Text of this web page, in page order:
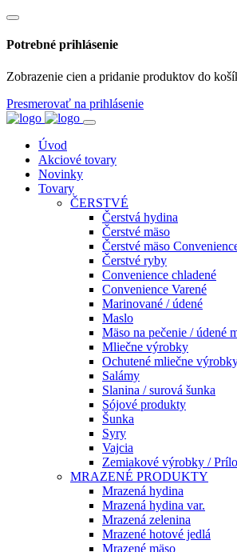
Potrebné prihlásenie
Zobrazenie cien a pridanie produktov do
Presmerovať na prihlásenie
Úvod
Akciové tovary
Novinky
Tovary
ČERSTVÉ
Čerstvá hydina
Čerstvé mäso
Čerstvé mäso
Čerstvé ryby
Convenience chladené
Convenience Varené
Marinované / údené
Maslo
Mäso na pečenie / údené
Mliečne výrobky
Ochutené mliečne
Salámy
Slanina / surová šunka
Sójové produkty
Šunka
Syry
Vajcia
Zemiakové výrobky /
MRAZENÉ PRODUKTY
Mrazená hydina
Mrazená hydina var.
Mrazená zelenina
Mrazené hotové jedlá
Mrazené mäso